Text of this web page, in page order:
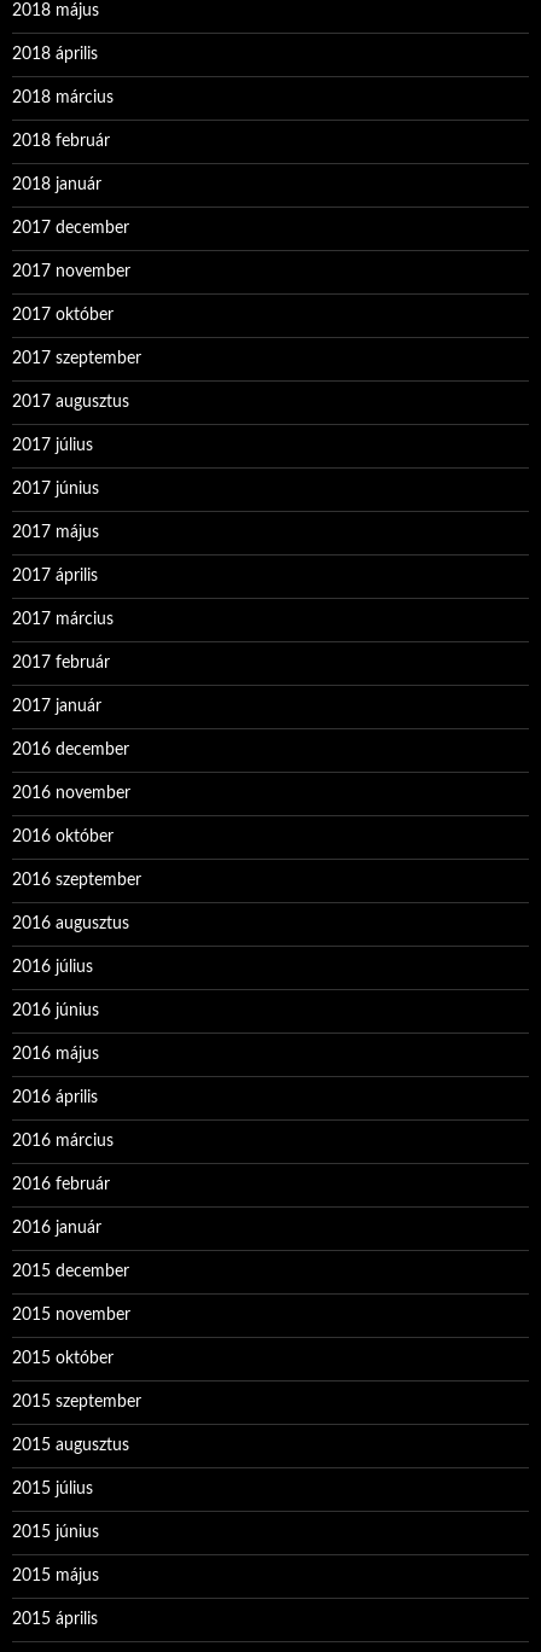
2018 május
2018 április
2018 március
2018 február
2018 január
2017 december
2017 november
2017 október
2017 szeptember
2017 augusztus
2017 július
2017 június
2017 május
2017 április
2017 március
2017 február
2017 január
2016 december
2016 november
2016 október
2016 szeptember
2016 augusztus
2016 július
2016 június
2016 május
2016 április
2016 március
2016 február
2016 január
2015 december
2015 november
2015 október
2015 szeptember
2015 augusztus
2015 július
2015 június
2015 május
2015 április